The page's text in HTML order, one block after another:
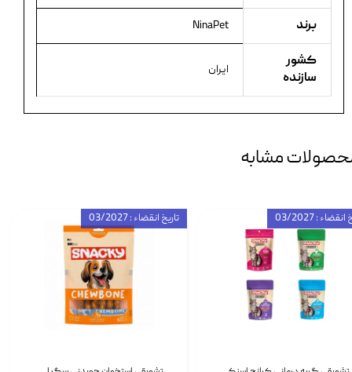
برند NinaPet
کشور
سازنده
ایران
مشابه
تاریخ انقضاء : 03/2027 : 03/2027